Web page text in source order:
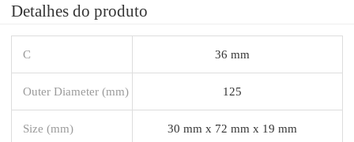
Detalhes do produto
C 36 mm
Outer Diameter (mm) 125
Size (mm) 30 mm x 72 mm x 19 mm